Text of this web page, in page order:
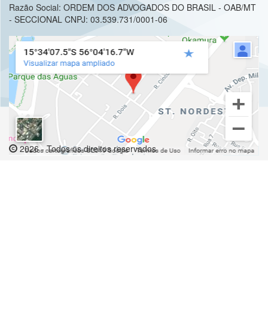
Razão Social: ORDEM DOS ADVOGADOS DO BRASIL - OAB/MT
- SECCIONAL CNPJ: 03.539.731/0001-06
2026 - Todos os direitos reservados